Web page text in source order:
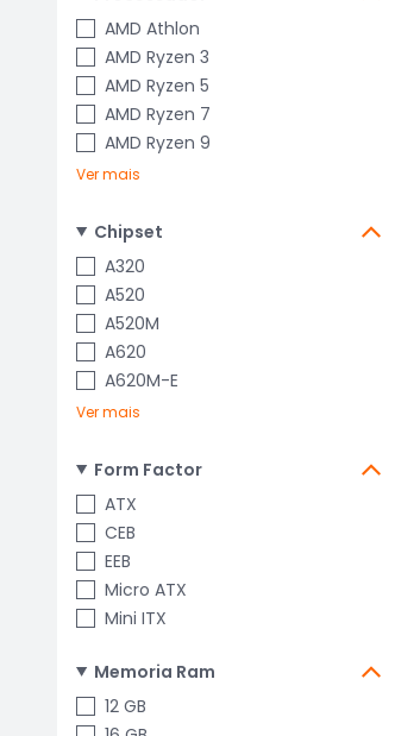
AMD Athlon
AMD Ryzen 3
AMD Ryzen 5
AMD Ryzen 7
AMD Ryzen 9
Ver mais
Chipset
A320
A520
A520M
A620
A620M-E
Ver mais
Form Factor
ATX
CEB
EEB
Micro ATX
Mini ITX
Memoria Ram
12 GB